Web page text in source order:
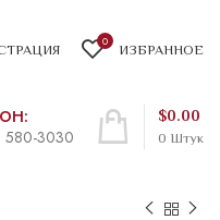
0 ИЗБРАННОЕ
580-3030
0 Штук
$0.00